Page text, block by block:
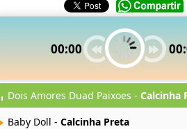
00:00
Dois Amores Duad Paixoes - Calcinha
Baby Doll - Calcinha Preta